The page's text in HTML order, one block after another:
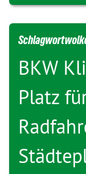
BKW
Platz